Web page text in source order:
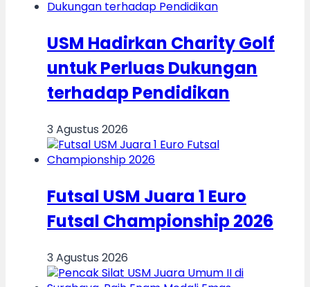
USM Hadirkan Charity Golf
untuk Perluas Dukungan
terhadap Pendidikan
3 Agustus 2026
Futsal USM Juara 1 Euro
Futsal Championship 2026
3 Agustus 2026